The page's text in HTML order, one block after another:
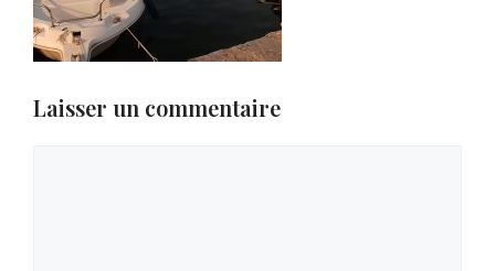
Laisser un commentaire